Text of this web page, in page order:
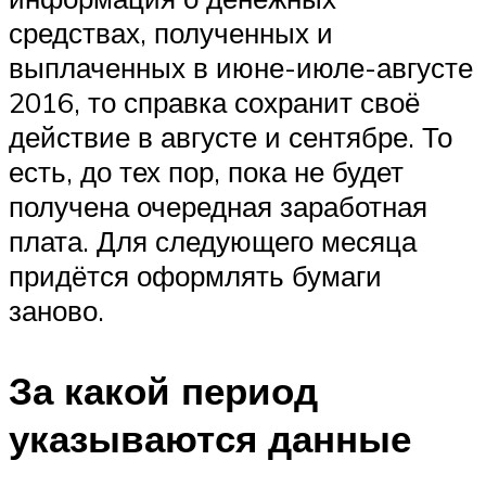
средствах, полученных и
выплаченных в июне-июле-августе
2016, то справка сохранит своё
действие в августе и сентябре. То
есть, до тех пор, пока не будет
получена очередная заработная
плата. Для следующего месяца
придётся оформлять бумаги
заново.
За какой период
указываются данные